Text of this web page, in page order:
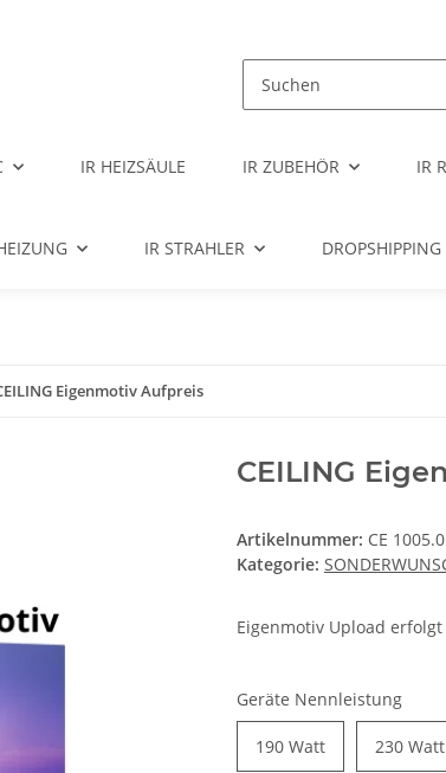
IR HEIZSÄULE IR ZUBEHÖR IR
IR STRAHLER DROPSHIPPING
Eigenmotiv Aufpreis
CEILING
Artikelnummer: CE
Kategorie:
Eigenmotiv Upload
Geräte Nennleistung
190 Watt 230 Watt